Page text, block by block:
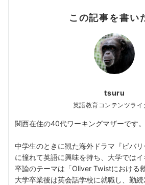
この記事を書い
tsuru
英語教育コンテンツライ
関西在住の40代ワーキングマザーです。
中学生のときに観た海外ドラマ『ビバリ
に憧れて英語に興味を持ち、大学ではイ
卒論のテーマは「Oliver Twistにおける
大学卒業後は英会話学校に就職し、勤